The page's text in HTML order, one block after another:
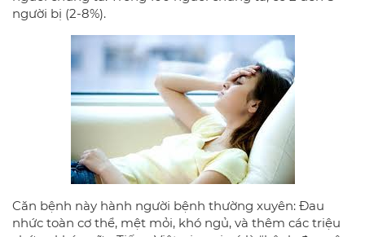
người bị (2-8%).
Căn bệnh này hành người bệnh thường xuyên: Đau
nhức toàn cơ thể, mệt mỏi, khó ngủ, và thêm các triệu